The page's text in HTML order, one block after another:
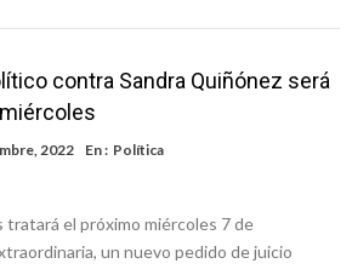
contra Sandra Quiñónez será
2022 En : Política
tratará el próximo miércoles 7 de
un nuevo pedido de juicio